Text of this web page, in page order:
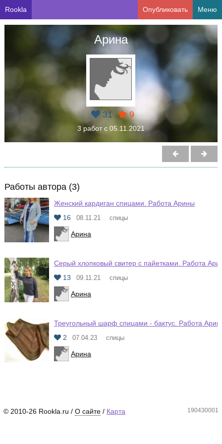
Rookla Опубликовать Меню
Арина
31 9
3 работ с 05.11.2021
Работы автора (3)
Женский кардиган спицами. Работа Арины
16
08.11.21 спицы
Арина
Серый хлопковый свитер с пайетками. Работа
13
09.11.21 спицы
Арина
Треугольный шарф спицами - бактус. Работа
2
07.04.23 спицы
Арина
© 2010-26 Rookla.ru / О сайте / Карта 190430001